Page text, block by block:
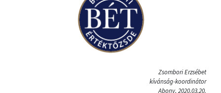
Zsombori Erzsébet
kívánság-koordinátor
Abony, 2020.03.20.